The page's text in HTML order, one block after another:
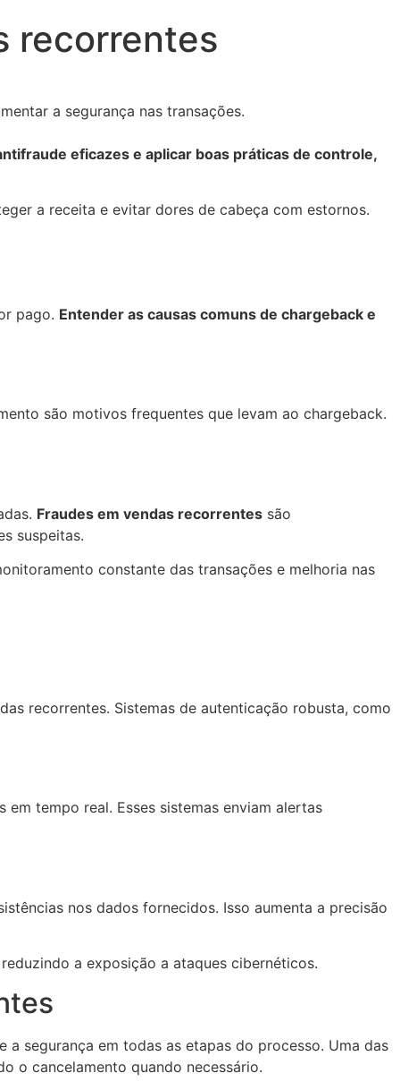
recorrentes
a segurança nas transações.
eficazes e aplicar boas práticas de controle,
a receita e evitar dores de cabeça com estornos.
pago. Entender as causas comuns de chargeback e
são motivos frequentes que levam ao chargeback.
Fraudes em vendas recorrentes são
suspeitas.
constante das transações e melhoria nas
recorrentes. Sistemas de autenticação robusta, como
tempo real. Esses sistemas enviam alertas
nos dados fornecidos. Isso aumenta a precisão
a exposição a ataques cibernéticos.
a segurança em todas as etapas do processo. Uma das
o cancelamento quando necessário.